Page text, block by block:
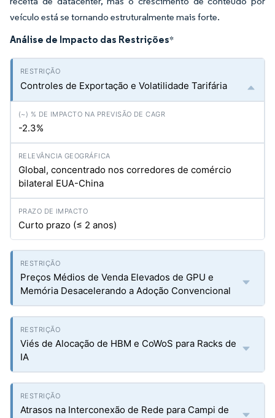
veículo está se tornando estruturalmente mais forte.
Análise de Impacto das Restrições*
Controles de Exportação e Volatilidade Tarifária
-2.3%
Global, concentrado nos corredores de comércio
bilateral EUA-China
Curto prazo (≤ 2 anos)
Preços Médios de Venda Elevados de GPU e
Memória Desacelerando a Adoção Convencional
Viés de Alocação de HBM e CoWoS para Racks de
IA
Atrasos na Interconexão de Rede para Campi de